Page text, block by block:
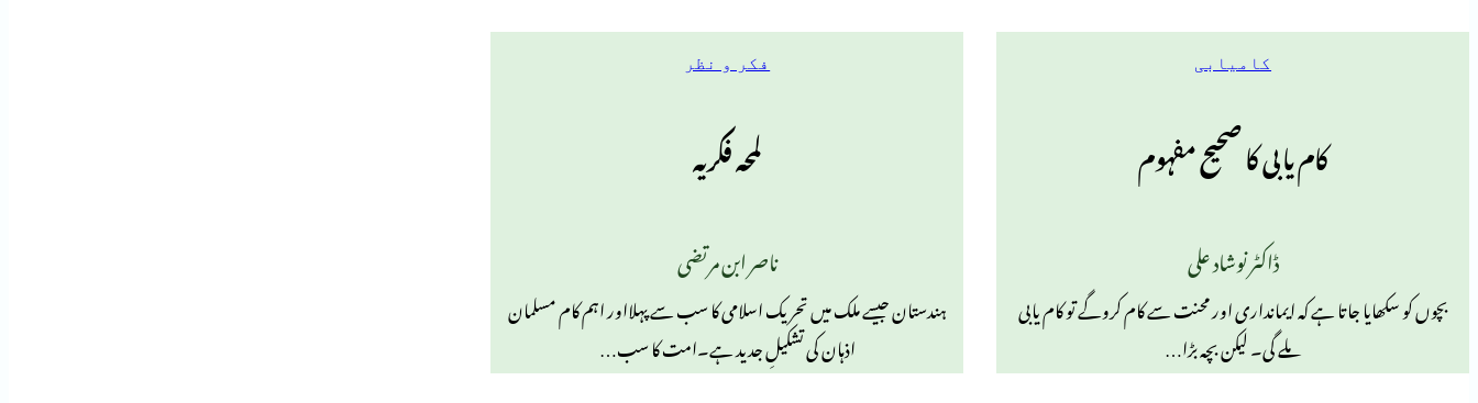
کامیابی
کام یابی کا صحیح مفہوم
ڈاکٹر نوشاد علی
بچوں کو سکھایا جاتا ہے کہ ایمانداری اور محنت سے کام کروگے تو کام یابی
ملے گی۔ لیکن بچہ بڑا…
فکر و نظر
لمحہ فکریہ
ناصر ابن مرتضی
ہندستان جیسے ملک میں تحریک اسلامی کا سب سے پہلااور اہم کام مسلمان
اذہان کی تشکیلِ جدید ہے۔امت کا سب…